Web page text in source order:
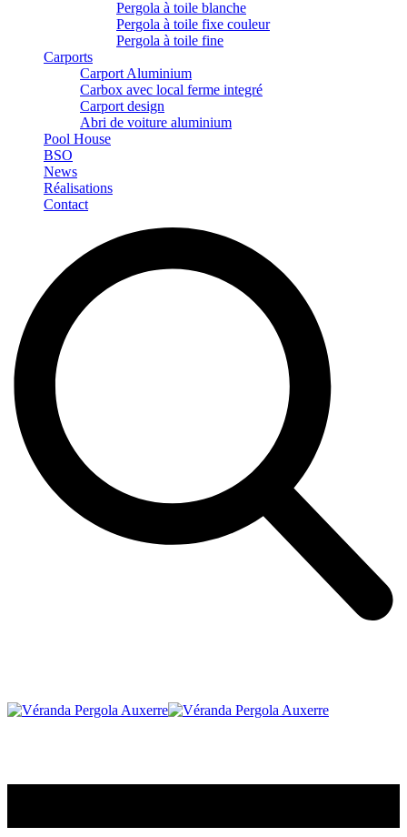
Pergola à toile blanche
Pergola à toile fixe couleur
Pergola à toile fine
Carports
Carport Aluminium
Carbox avec local ferme integré
Carport design
Abri de voiture aluminium
Pool House
BSO
News
Réalisations
Contact